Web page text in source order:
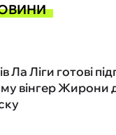
Ла Ліги готові
вінгер Жирони